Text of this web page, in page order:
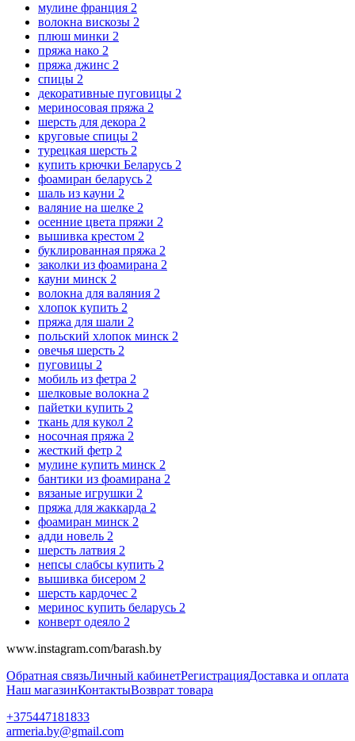
мулине франция 2
волокна вискозы 2
плюш минки 2
пряжа нако 2
пряжа джинс 2
спицы 2
декоративные пуговицы 2
мериносовая пряжа 2
шерсть для декора 2
круговые спицы 2
турецкая шерсть 2
купить крючки Беларусь 2
фоамиран беларусь 2
шаль из кауни 2
валяние на шелке 2
осенние цвета пряжи 2
вышивка крестом 2
буклированная пряжа 2
заколки из фоамирана 2
кауни минск 2
волокна для валяния 2
хлопок купить 2
пряжа для шали 2
польский хлопок минск 2
овечья шерсть 2
пуговицы 2
мобиль из фетра 2
шелковые волокна 2
пайетки купить 2
ткань для кукол 2
носочная пряжа 2
жесткий фетр 2
мулине купить минск 2
бантики из фоамирана 2
вязаные игрушки 2
пряжа для жаккарда 2
фоамиран минск 2
адди новель 2
шерсть латвия 2
непсы слабсы купить 2
вышивка бисером 2
шерсть кардочес 2
меринос купить беларусь 2
конверт одеяло 2
www.instagram.com/barash.by
Обратная связьЛичный кабинетРегистрацияДоставка и оплата
Наш магазинКонтактыВозврат товара
+375447181833
armeria.by@gmail.com